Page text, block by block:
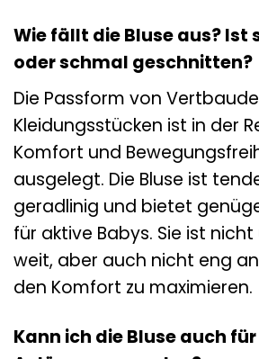
Wie fällt die Bluse aus? Ist
oder schmal geschnitten?
Die Passform von
Kleidungsstücken ist in der
Komfort und
ausgelegt. Die Bluse ist
geradlinig und bietet
für aktive Babys. Sie ist
weit, aber auch nicht eng
den Komfort zu maximieren.
Kann ich die Bluse auch